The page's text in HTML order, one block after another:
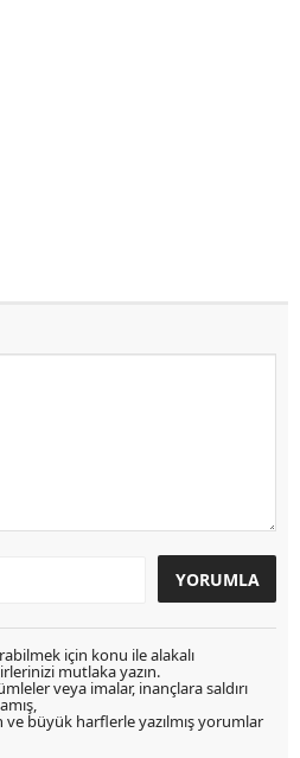
için konu ile alakalı
mutlaka yazın.
veya imalar, inançlara saldırı
büyük harflerle yazılmış yorumlar